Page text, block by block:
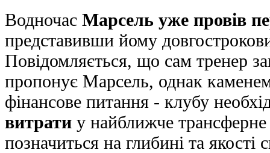
Водночас Марсель уже провів
представивши йому
Повідомляється, що сам тренер
пропонує Марсель, однак
фінансове питання - клубу
витрати у найближче
позначиться на глибині та якості